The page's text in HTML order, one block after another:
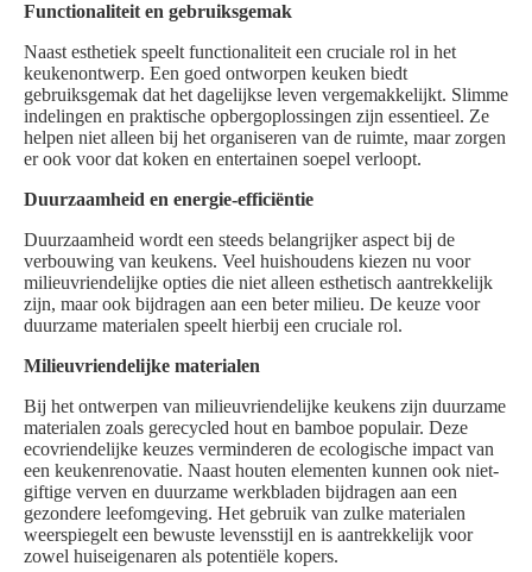
Functionaliteit en gebruiksgemak
Naast esthetiek speelt functionaliteit een cruciale rol in het
keukenontwerp. Een goed ontworpen keuken biedt
gebruiksgemak dat het dagelijkse leven vergemakkelijkt. Slimme
indelingen en praktische opbergoplossingen zijn essentieel. Ze
helpen niet alleen bij het organiseren van de ruimte, maar zorgen
er ook voor dat koken en entertainen soepel verloopt.
Duurzaamheid en energie-efficiëntie
Duurzaamheid wordt een steeds belangrijker aspect bij de
verbouwing van keukens. Veel huishoudens kiezen nu voor
milieuvriendelijke opties die niet alleen esthetisch aantrekkelijk
zijn, maar ook bijdragen aan een beter milieu. De keuze voor
duurzame materialen speelt hierbij een cruciale rol.
Milieuvriendelijke materialen
Bij het ontwerpen van milieuvriendelijke keukens zijn duurzame
materialen zoals gerecycled hout en bamboe populair. Deze
ecovriendelijke keuzes verminderen de ecologische impact van
een keukenrenovatie. Naast houten elementen kunnen ook niet-
giftige verven en duurzame werkbladen bijdragen aan een
gezondere leefomgeving. Het gebruik van zulke materialen
weerspiegelt een bewuste levensstijl en is aantrekkelijk voor
zowel huiseigenaren als potentiële kopers.